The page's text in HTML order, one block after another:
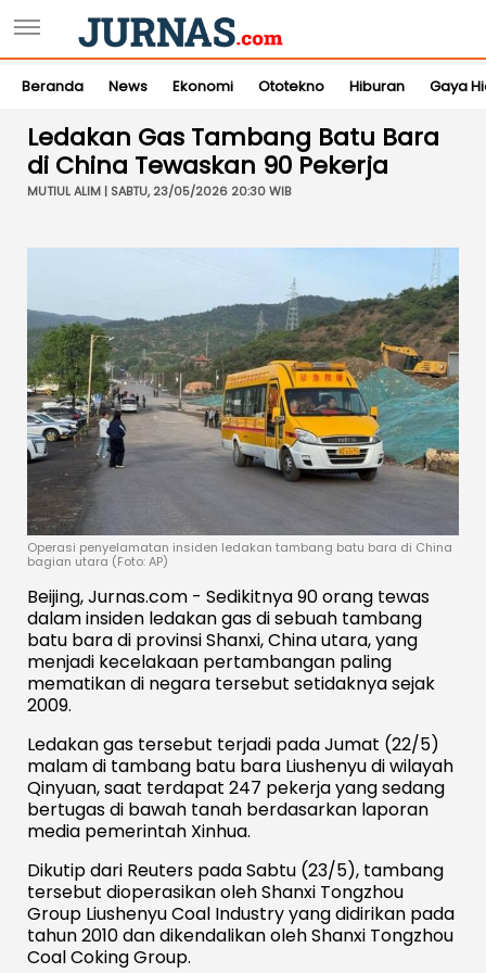
Beranda News Ekonomi Ototekno Hiburan Gaya
Ledakan Gas Tambang Batu Bara
di China Tewaskan 90 Pekerja
MUTIUL ALIM | SABTU, 23/05/2026 20:30 WIB
Operasi penyelamatan insiden ledakan tambang batu bara di China
bagian utara (Foto: AP)
Beijing, Jurnas.com - Sedikitnya 90 orang tewas
dalam insiden ledakan gas di sebuah tambang
batu bara di provinsi Shanxi, China utara, yang
menjadi kecelakaan pertambangan paling
mematikan di negara tersebut setidaknya sejak
2009.
Ledakan gas tersebut terjadi pada Jumat (22/5)
malam di tambang batu bara Liushenyu di wilayah
Qinyuan, saat terdapat 247 pekerja yang sedang
bertugas di bawah tanah berdasarkan laporan
media pemerintah Xinhua.
Dikutip dari Reuters pada Sabtu (23/5), tambang
tersebut dioperasikan oleh Shanxi Tongzhou
Group Liushenyu Coal Industry yang didirikan pada
tahun 2010 dan dikendalikan oleh Shanxi Tongzhou
Coal Coking Group.